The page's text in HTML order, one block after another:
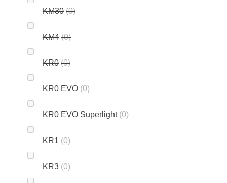
KM30 0
KM4 0
KR0 0
KR0 EVO 0
KR0 EVO Superlight 0
KR1 0
KR3 0